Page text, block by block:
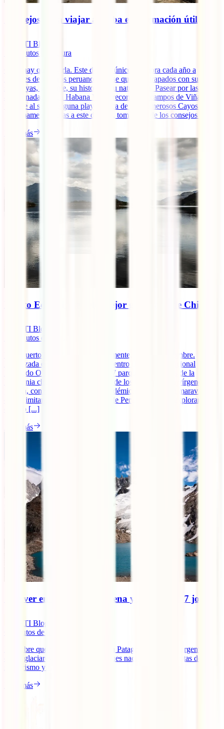
Consejos para viajar a Cuba e información útil
IATI Blog
minutos de lectura
Cuba hay que vivirla. Este destino único enamora cada año a
millones de viajeros peruanos que se quedan atrapados con su ritmo,
sus playas, su gente, su historia y su naturaleza. Pasear por las calles
adoquinadas de La Habana Vieja, recorrer los campos de Viñales,
tostarse al sol en alguna playa idílica de sus numerosos Cayos. Si
próximamente viajas a este destino, toma nota de los consejos [...]
Leer más
Puerto Edén: El secreto mejor guardado de Chile
IATI Blog
minutos de lectura
Villa Puerto Edén hace, inevitablemente, honor a su nombre.
Emplazada en la Isla Wellington, dentro del Parque Nacional
Bernardo O’Higgins (uno de los 17 parques nacionales de la
Patagonia chilena) cuenta con uno de los entornos más vírgenes del
planeta, con vegetación y fauna endémicas que son tan maravillosas
como limitantes. Para los viajeros de Perú que deseen explorar este
destino [...]
Leer más
Qúe ver en Patagonia Chilena y Argentina: 7 joyas
IATI Blog
minutos de lectura
Descubre qué ver y qué hacer en la Patagonia chilena y argentina:
desde glaciares imponentes y parques nacionales hasta rutas de
senderismo y fauna única.
Leer más